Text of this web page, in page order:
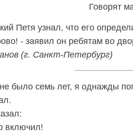
Говорят
Петя узнал, что его
- заявил он ребятам во
(г. Санкт-Петербург)
было семь лет, я однажды
включил!